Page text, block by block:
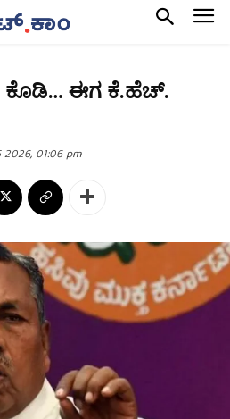
ಕೊಡಿ… ಈಗ ಕೆ.ಹೆಚ್.‌
2026, 01:06 pm